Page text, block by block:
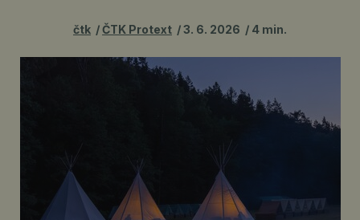
čtk ČTK Protext 3. 6. 2026 4 min.